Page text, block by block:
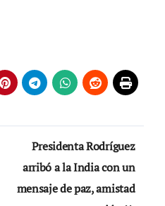
Presidenta Rodríguez
arribó a la India con un
mensaje de paz, amistad